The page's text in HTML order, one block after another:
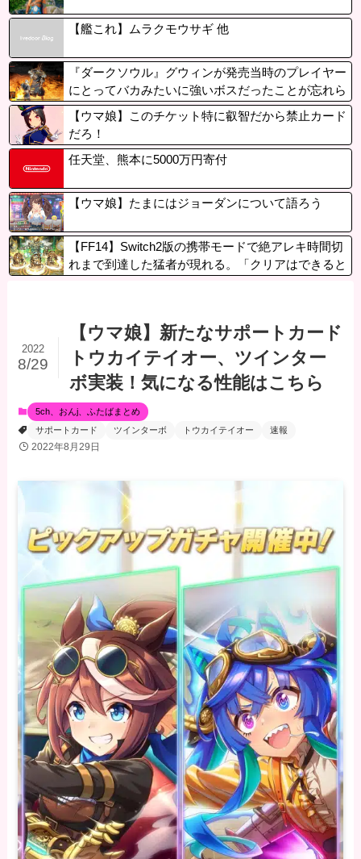
【艦これ】ムラクモウサギ 他
『ダークソウル』グウィンが発売当時のプレイヤー
にとってバカみたいに強いボスだったことが忘れら
れている
【ウマ娘】このチケット特に叡智だから禁止カード
だろ！
任天堂、熊本に5000万円寄付
【ウマ娘】たまにはジョーダンについて語ろう
【FF14】Switch2版の携帯モードで絶アレキ時間切
れまで到達した猛者が現れる。「クリアはできると
【ウマ娘】新たなサポートカード
トウカイテイオー、ツインター
ボ実装！気になる性能はこちら
2022
8/29
5ch、おんj、ふたばまとめ
サポートカード
ツインターボ トウカイテイオー 速報
2022年8月29日